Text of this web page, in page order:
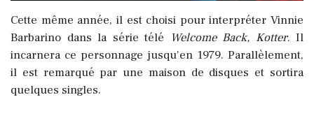
Cette même année, il est choisi pour interpréter Vinnie
Barbarino dans la série télé Welcome Back, Kotter. Il
incarnera ce personnage jusqu'en 1979. Parallèlement,
il est remarqué par une maison de disques et sortira
quelques singles.